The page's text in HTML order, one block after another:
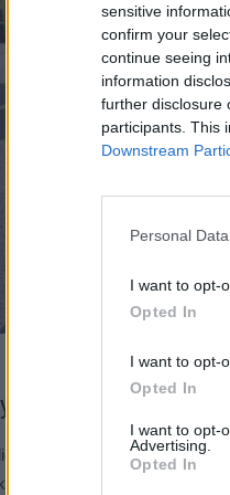
sensitive
confirm your
continue seeing
information
further disclosure
participants. This
Downstream
Personal
I want to opt-
Opted In
I want to opt-
Opted In
I want to opt-
Advertising.
Opted In
technický stav i
i počet řidičů pod vlivem
případů pak souvisely s